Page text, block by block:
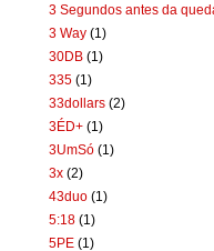
3 Segundos antes da
3 Way (1)
30DB (1)
335 (1)
33dollars (2)
3ÉD+ (1)
3UmSó (1)
3x (2)
43duo (1)
5:18 (1)
5PE (1)